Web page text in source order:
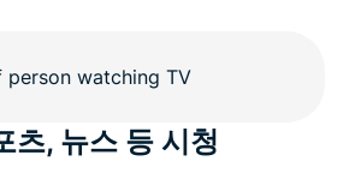
츠, 뉴스 등 시청